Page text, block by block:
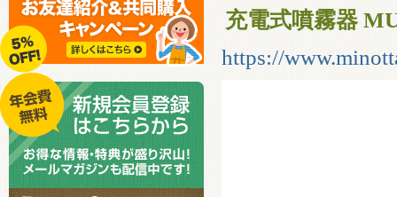
充電式噴霧器
https://